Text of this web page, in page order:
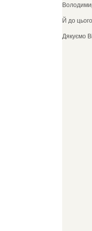
Й до
Дякуємо